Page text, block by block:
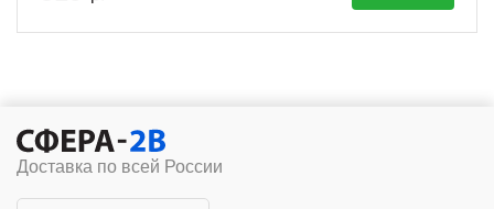
Доставка по всей России